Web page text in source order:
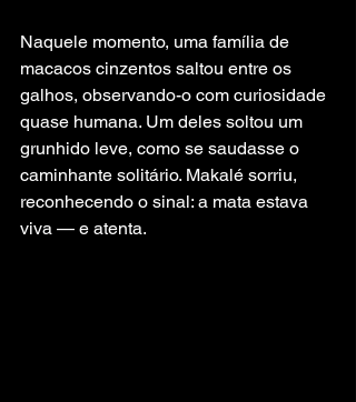
Naquele momento, uma família de
macacos cinzentos saltou entre os
galhos, observando-o com curiosidade
quase humana. Um deles soltou um
grunhido leve, como se saudasse o
caminhante solitário. Makalé sorriu,
reconhecendo o sinal: a mata estava
viva — e atenta.